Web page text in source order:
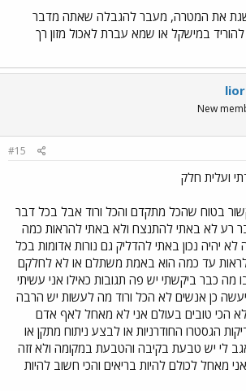
את המטרה, מעבר להגבלה שאתה מדבר
במישקל או שמא עברת לאכול מזון רך
New
#15
ועלית חלק
בטוח שהכל מתקדם והכל ורוד אבל בכל דבר
רע לא באתי להתנצח ולא באתי להראות כמה
לא יהיה נכון באתי להדליק גם נורות אדומות בכל
עד כמה הוא באמת משתלם או לא לחלקם
מה כבר ביקשתי יש פה תגובות כאילו אני עשיתי
כן אנשים לא הכל ורוד מה לעשות יש הרבה
הכי טובים בעולם אני לא מאחל לאף אדם
הגסטרו החודרניות או לבצע ניתוח מתקן או
לי יש טבעת בקיבה והטבעת במקומה ולא זזה
מאחל לכולם להיות בריאים והכי חשוב להיות